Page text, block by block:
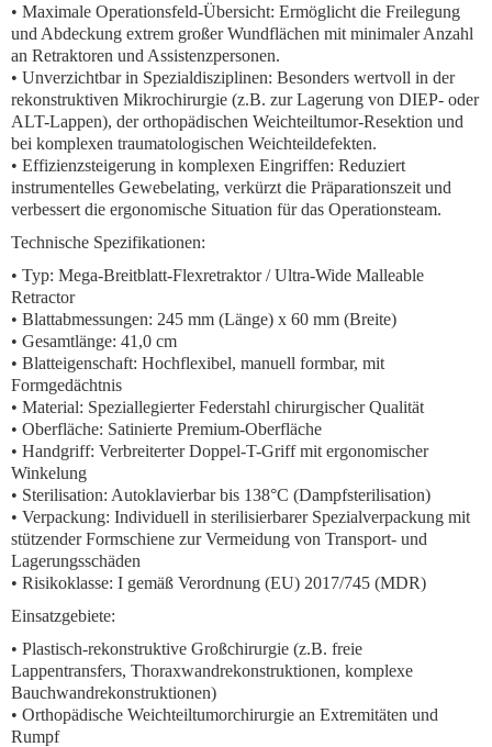
• Maximale Operationsfeld-Übersicht: Ermöglicht die Freilegung
und Abdeckung extrem großer Wundflächen mit minimaler Anzahl
an Retraktoren und Assistenzpersonen.
• Unverzichtbar in Spezialdisziplinen: Besonders wertvoll in der
rekonstruktiven Mikrochirurgie (z.B. zur Lagerung von DIEP- oder
ALT-Lappen), der orthopädischen Weichteiltumor-Resektion und
bei komplexen traumatologischen Weichteildefekten.
• Effizienzsteigerung in komplexen Eingriffen: Reduziert
instrumentelles Gewebelating, verkürzt die Präparationszeit und
verbessert die ergonomische Situation für das Operationsteam.
Technische Spezifikationen:
• Typ: Mega-Breitblatt-Flexretraktor / Ultra-Wide Malleable
Retractor
• Blattabmessungen: 245 mm (Länge) x 60 mm (Breite)
• Gesamtlänge: 41,0 cm
• Blatteigenschaft: Hochflexibel, manuell formbar, mit
Formgedächtnis
• Material: Speziallegierter Federstahl chirurgischer Qualität
• Oberfläche: Satinierte Premium-Oberfläche
• Handgriff: Verbreiterter Doppel-T-Griff mit ergonomischer
Winkelung
• Sterilisation: Autoklavierbar bis 138°C (Dampfsterilisation)
• Verpackung: Individuell in sterilisierbarer Spezialverpackung mit
stützender Formschiene zur Vermeidung von Transport- und
Lagerungsschäden
• Risikoklasse: I gemäß Verordnung (EU) 2017/745 (MDR)
Einsatzgebiete:
• Plastisch-rekonstruktive Großchirurgie (z.B. freie
Lappentransfers, Thoraxwandrekonstruktionen, komplexe
Bauchwandrekonstruktionen)
• Orthopädische Weichteiltumorchirurgie an Extremitäten und
Rumpf